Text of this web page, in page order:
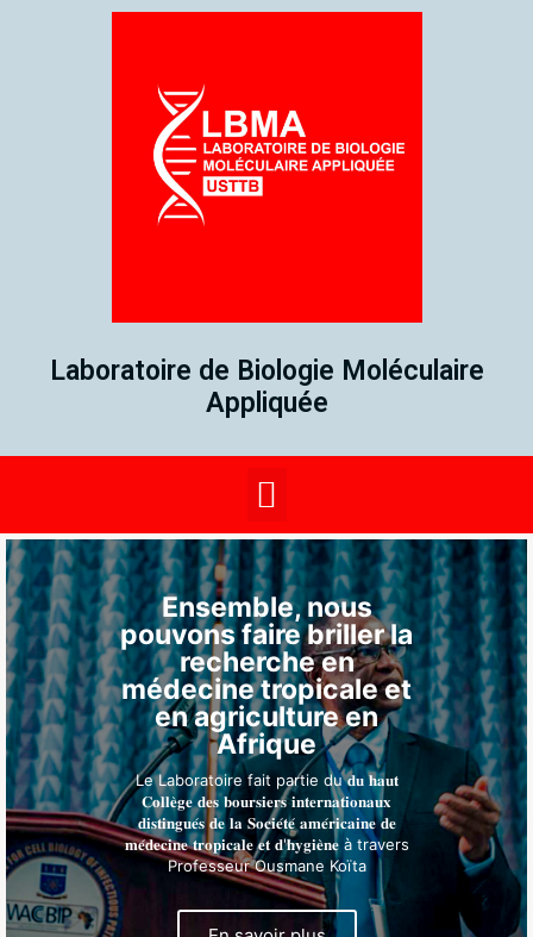
Laboratoire de Biologie Moléculaire
Appliquée
Ensemble, nous
pouvons faire briller la
recherche en
médecine tropicale et
en agriculture en
Afrique
Le Laboratoire fait partie du 𝐝𝐮 𝐡𝐚𝐮𝐭
𝐂𝐨𝐥𝐥𝐞̀𝐠𝐞 𝐝𝐞𝐬 𝐛𝐨𝐮𝐫𝐬𝐢𝐞𝐫𝐬 𝐢𝐧𝐭𝐞𝐫𝐧𝐚𝐭𝐢𝐨𝐧𝐚𝐮𝐱
𝐝𝐢𝐬𝐭𝐢𝐧𝐠𝐮𝐞́𝐬 𝐝𝐞 𝐥𝐚 𝐒𝐨𝐜𝐢𝐞́𝐭𝐞́ 𝐚𝐦𝐞́𝐫𝐢𝐜𝐚𝐢𝐧𝐞 𝐝𝐞
𝐦𝐞́𝐝𝐞𝐜𝐢𝐧𝐞 𝐭𝐫𝐨𝐩𝐢𝐜𝐚𝐥𝐞 𝐞𝐭 𝐝'𝐡𝐲𝐠𝐢𝐞̀𝐧𝐞 à travers
Professeur Ousmane Koïta